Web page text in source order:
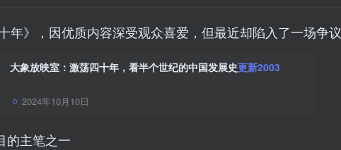
年》，因优质内容深受观众喜爱，但最近却陷入了一场争议
大象放映室：激荡四十年，看半个世纪的中国发展史更新2003
2024年10月10日
的主笔之一